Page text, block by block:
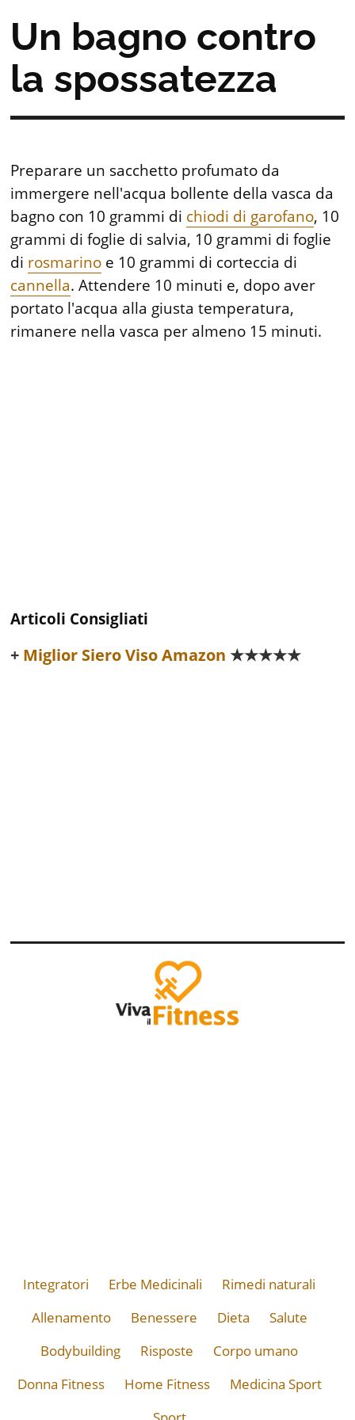
Un bagno contro
la spossatezza
Preparare un sacchetto profumato da
immergere nell'acqua bollente della vasca da
bagno con 10 grammi di chiodi di garofano, 10
grammi di foglie di salvia, 10 grammi di foglie
di rosmarino e 10 grammi di corteccia di
cannella. Attendere 10 minuti e, dopo aver
portato l'acqua alla giusta temperatura,
rimanere nella vasca per almeno 15 minuti.
Articoli Consigliati
Miglior Siero Viso Amazon ★★★★★
Integratori Erbe Medicinali
Rimedi naturali
Allenamento
Benessere Dieta
Salute
Bodybuilding
Risposte
Corpo umano
Donna Fitness
Home Fitness
Medicina Sport